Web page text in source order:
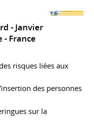
Janvier
France
risques liées aux
des personnes
sur la